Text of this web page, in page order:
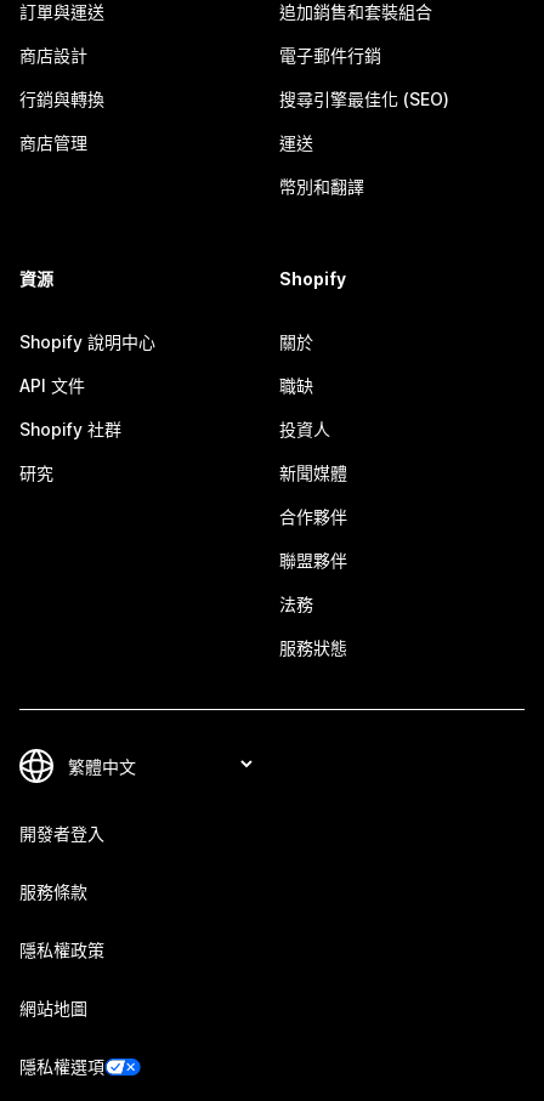
訂單與運送
商店設計
行銷與轉換
商店管理
追加銷售和套裝組合
電子郵件行銷
搜尋引擎最佳化 (SEO)
運送
幣別和翻譯
資源
Shopify 說明中心
API 文件
Shopify 社群
研究
Shopify
關於
職缺
投資人
新聞媒體
合作夥伴
聯盟夥伴
法務
服務狀態
開發者登入
服務條款
隱私權政策
網站地圖
隱私權選項